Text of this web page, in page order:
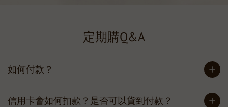
定期購Q&A
如何付款？
信用卡會如何扣款？是否可以貨到付款？